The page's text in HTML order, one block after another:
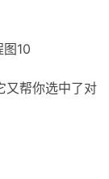
10
帮你选中了对